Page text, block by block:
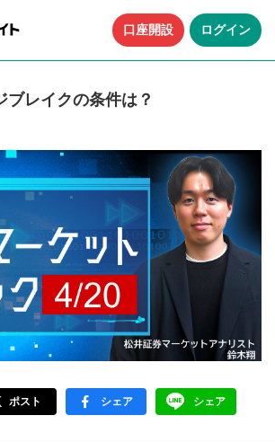
口座開設 ログイン
ブレイクの条件は？
ポスト facebook
シェア LINE
シェア